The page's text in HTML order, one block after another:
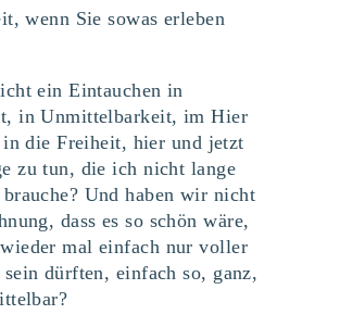
wenn Sie sowas erleben
ein Eintauchen in
in Unmittelbarkeit, im Hier
in die Freiheit, hier und jetzt
zu tun, die ich nicht lange
Und haben wir nicht
dass es so schön wäre,
mal einfach nur voller
sein dürften, einfach so, ganz,